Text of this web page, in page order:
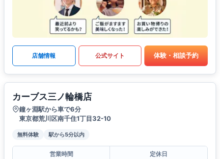
店舗情報 公式サイト 体験・相談予約
カーブス三ノ輪橋店
鐘ヶ淵駅から車で6分
東京都荒川区南千住1丁目32-10
無料体験 駅から5分以内
営業時間
定休日